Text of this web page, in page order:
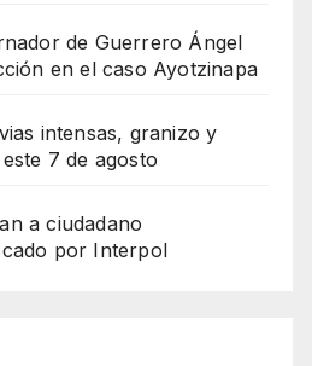
de Guerrero Ángel
en el caso Ayotzinapa
intensas, granizo y
7 de agosto
a ciudadano
por Interpol